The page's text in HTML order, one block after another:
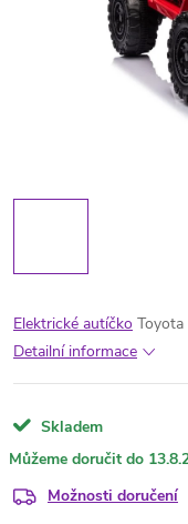
Elektrické autíčko
Detailní informace
Skladem
Možnosti doručení